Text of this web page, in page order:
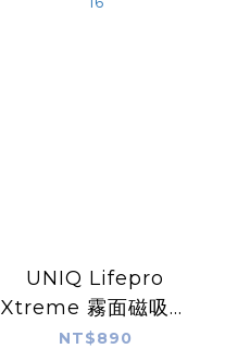
UNIQ Lifepro
Xtreme 霧面磁吸防
摔雙料保護殼 for
NT$890